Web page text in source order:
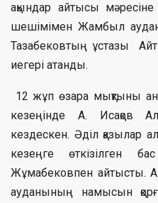
ақындар айтысы
шешімімен Жамбыл
Тазабековтың ұстазы
иегері атанды.
12 жұп өзара мықтыны
кезеңінде А. Исақов
кездескен. Әділ қазылар
кезеңге өткізілген
Жұмабековпен айтысты.
ауданының намысын